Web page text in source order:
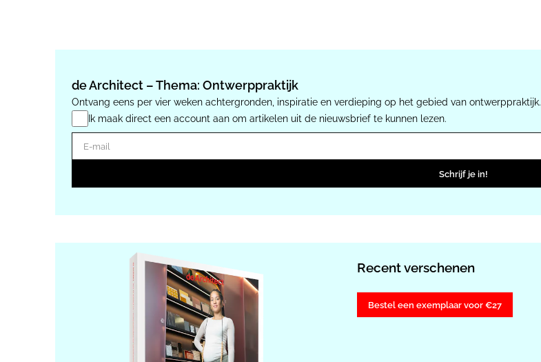
de Architect – Thema: Ontwerppraktijk
Ontvang eens per vier weken achtergronden, inspiratie en verdieping op het gebied van ontwerppraktijk.
Ik maak direct een account aan om artikelen uit de nieuwsbrief te kunnen lezen.
E-mail
Schrijf je in!
Recent verschenen
Bestel een exemplaar voor €27